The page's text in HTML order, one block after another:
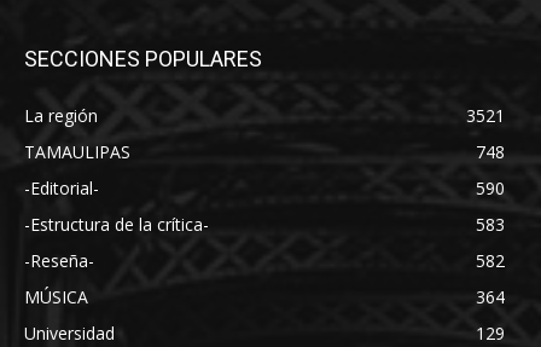
SECCIONES POPULARES
La región
3521
TAMAULIPAS
748
-Editorial-
590
-Estructura de la crítica-
583
-Reseña-
582
MÚSICA
364
Universidad
129